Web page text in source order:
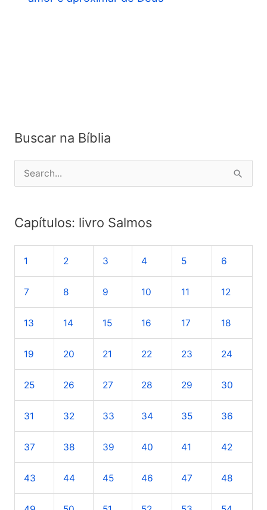
Buscar na Bíblia
e
q
u
s
r
Capítulos: livro Salmos
1 2 3 4 5 6
7 8 9 10 11 12
13 14 15 16 17 18
19 20 21 22 23 24
25 26 27 28 29 30
31 32 33 34 35 36
37 38 39 40 41 42
43 44 45 46 47 48